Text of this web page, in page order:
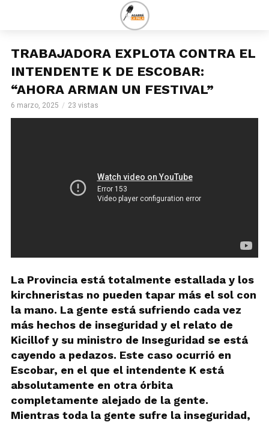
TRABAJADORA EXPLOTA CONTRA EL
INTENDENTE K DE ESCOBAR:
“AHORA ARMAN UN FESTIVAL”
6 marzo, 2025 23 vistas
La Provincia está totalmente estallada y los
kirchneristas no pueden tapar más el sol con
la mano. La gente está sufriendo cada vez
más hechos de inseguridad y el relato de
Kicillof y su ministro de Inseguridad se está
cayendo a pedazos. Este caso ocurrió en
Escobar, en el que el intendente K está
absolutamente en otra órbita
completamente alejado de la gente.
Mientras toda la gente sufre la inseguridad,